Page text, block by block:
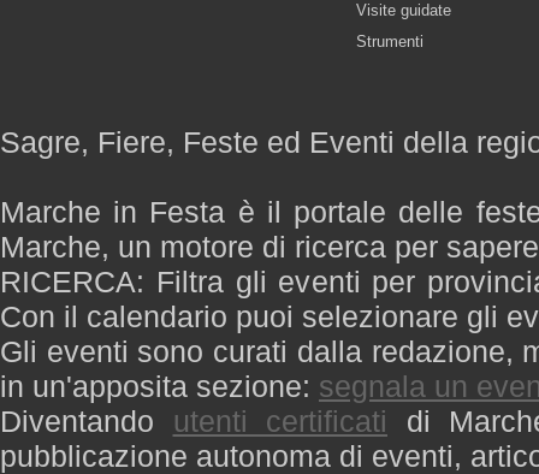
Visite guidate
Strumenti
Sagre, Fiere, Feste ed Eventi della
Marche in Festa è il portale delle
Marche, un motore di ricerca per
RICERCA: Filtra gli eventi per
Con il calendario puoi selezionare gli
Gli eventi sono curati dalla redazione,
in un'apposita sezione: segnala un
Diventando utenti certificati di
pubblicazione autonoma di eventi,